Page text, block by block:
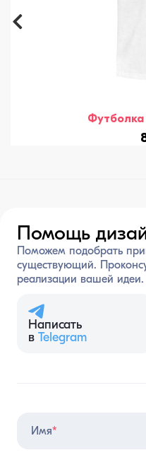
Футболка
Помощь
Поможем подобрать
существующий.
реализации вашей идеи.
Написать
в Telegram
Имя*